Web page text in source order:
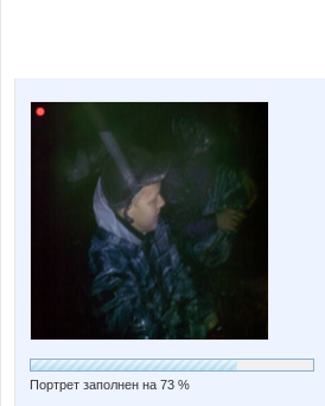
Портрет заполнен на 73 %